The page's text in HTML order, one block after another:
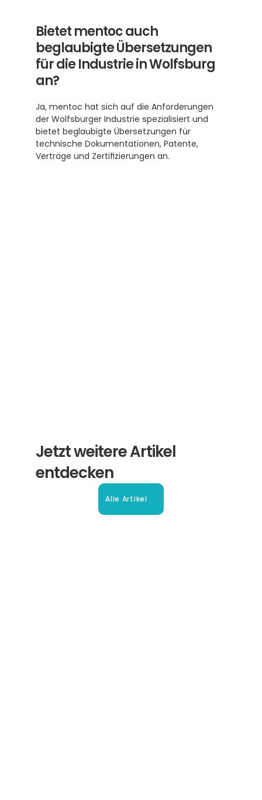
Bietet mentoc auch
beglaubigte Übersetzungen
für die Industrie in Wolfsburg
an?
Ja, mentoc hat sich auf die Anforderungen
der Wolfsburger Industrie spezialisiert und
bietet beglaubigte Übersetzungen für
technische Dokumentationen, Patente,
Verträge und Zertifizierungen an.
Jetzt weitere Artikel
entdecken
Alle Artikel